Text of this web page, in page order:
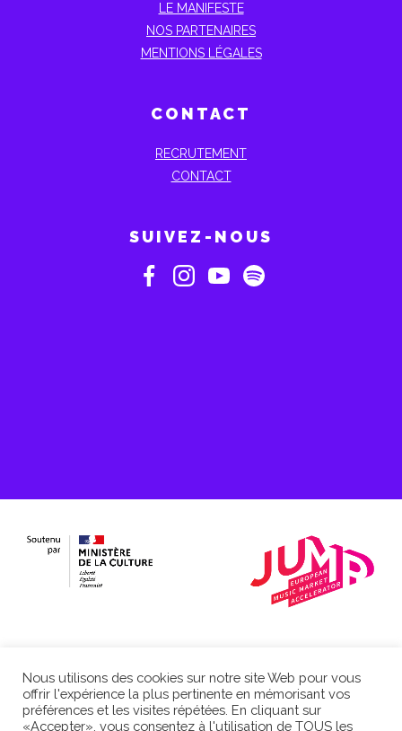
LE MANIFESTE
NOS PARTENAIRES
MENTIONS LÉGALES
CONTACT
RECRUTEMENT
CONTACT
SUIVEZ-NOUS
Nous utilisons des cookies sur notre site Web pour vous
offrir l'expérience la plus pertinente en mémorisant vos
préférences et les visites répétées. En cliquant sur
«Accepter», vous consentez à l'utilisation de TOUS les